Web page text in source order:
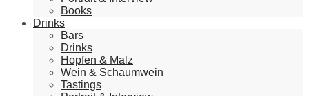
Books
Drinks
Bars
Drinks
Hopfen & Malz
Wein & Schaumwein
Tastings